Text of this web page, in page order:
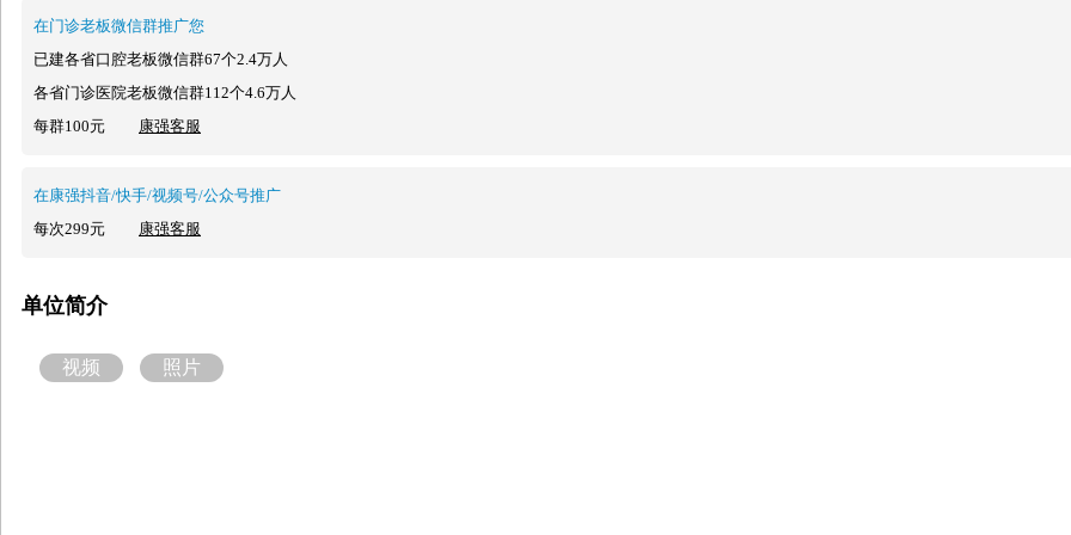
在门诊老板微信群推广您
已建各省口腔老板微信群67个2.4万人
各省门诊医院老板微信群112个4.6万人
每群100元
康强客服
在康强抖音/快手/视频号/公众号推广
每次299元
康强客服
单位简介
视频 照片